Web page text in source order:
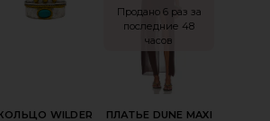
WILDER
Продано 6 раз за
последние 48
часов
ПЛАТЬЕ DUNE MAXI